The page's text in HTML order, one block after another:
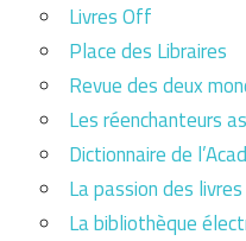
Livres Off
Place des Libraires
Revue des deux
Les réenchanteurs
Dictionnaire de
La passion des
La bibliothèque